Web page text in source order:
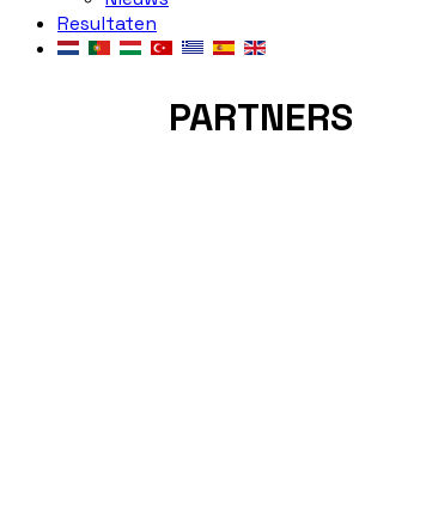
Resultaten
PARTNERS